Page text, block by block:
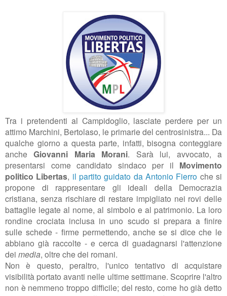
Tra i pretendenti al Campidoglio, lasciate perdere per un
attimo Marchini, Bertolaso, le primarie del centrosinistra... Da
qualche giorno a questa parte, infatti, bisogna conteggiare
ancheGiovanni Maria Morani. Sarà lui, avvocato, a
presentarsi come candidato sindaco per il Movimento
politico Libertas, il partito guidato da Antonio Fierro che si
propone di rappresentare gli ideali della Democrazia
cristiana, senza rischiare di restare impigliato nei rovi delle
battaglie legate al nome, al simbolo e al patrimonio. La loro
rondine crociata inclusa in uno scudo si prepara a finire
sulle schede - firme permettendo, anche se si dice che le
abbiano già raccolte - e cerca di guadagnarsi l'attenzione
dei media, oltre che dei romani.
Non è questo, peraltro, l'unico tentativo di acquistare
visibilità portato avanti nelle ultime settimane. Scoprire l'altro
non è nemmeno troppo difficile; del resto, come ho già detto